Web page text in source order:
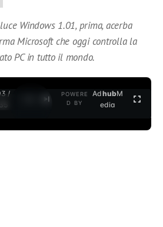
Windows 1.01, prima, acerba
Microsoft che oggi controlla la
PC in tutto il mondo.
/
POWERE
D BY
AdhubM
edia